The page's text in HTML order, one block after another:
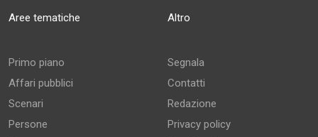
Aree tematiche
Primo piano
Affari pubblici
Scenari
Persone
Altro
Segnala
Contatti
Redazione
Privacy policy